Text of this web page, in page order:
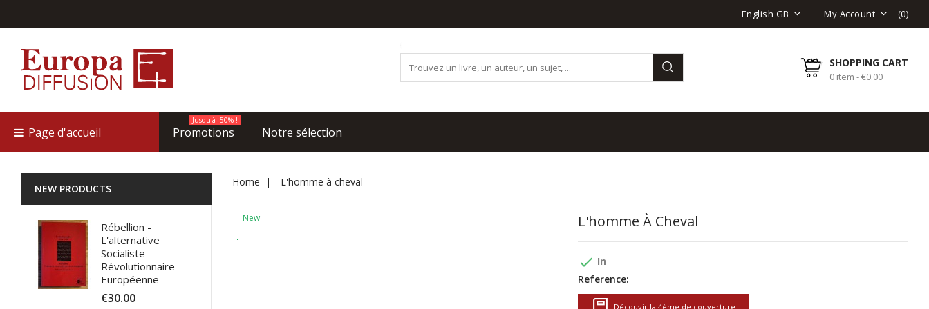
English GB My Account (0)
SHOPPING CART
0 item - €0.00
Page d'accueil Promotions
Jusqu'à -50% !
Notre sélection
NEW PRODUCTS
Rébellion -
L'alternative
Socialiste
Révolutionnaire
Européenne
€30.00
Home L'homme à cheval
New L'homme À Cheval
done In
Reference: